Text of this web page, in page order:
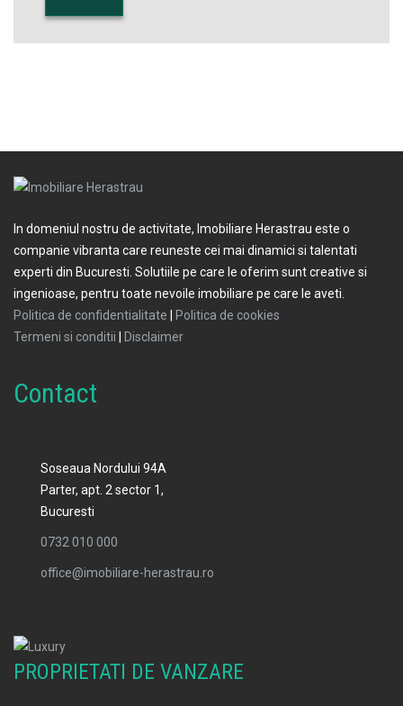
In domeniul nostru de activitate, Imobiliare Herastrau este o
companie vibranta care reuneste cei mai dinamici si talentati
experti din Bucuresti. Solutiile pe care le oferim sunt creative si
ingenioase, pentru toate nevoile imobiliare pe care le aveti.
Politica de confidentialitate
Politica de cookies
Termeni si conditii
Disclaimer
Contact
Soseaua Nordului 94A
Parter, apt. 2 sector 1,
Bucuresti
0732 010 000
office@imobiliare-herastrau.ro
PROPRIETATI DE VANZARE